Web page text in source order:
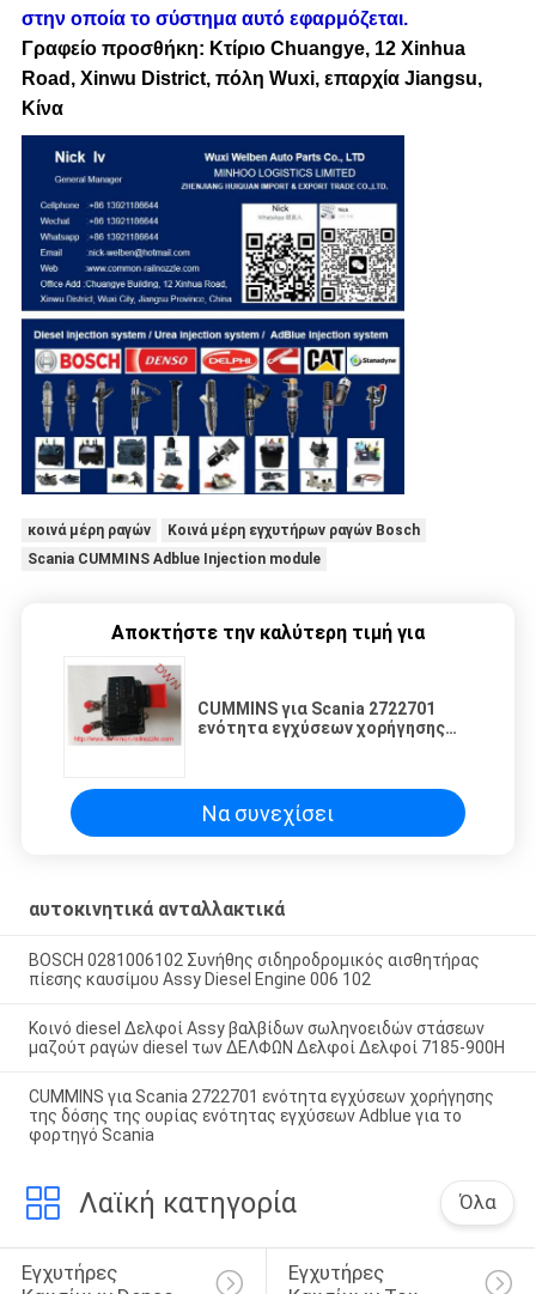
στην οποία το σύστημα αυτό εφαρμόζεται.
Γραφείο προσθήκη: Κτίριο Chuangye, 12 Xinhua
Road, Xinwu District, πόλη Wuxi, επαρχία Jiangsu,
Κίνα
κοινά μέρη ραγών
Κοινά μέρη εγχυτήρων ραγών Bosch
Scania CUMMINS Adblue Injection module
Αποκτήστε την καλύτερη τιμή για
CUMMINS για Scania 2722701
ενότητα εγχύσεων χορήγησης
Scania
Να συνεχίσει
αυτοκινητικά ανταλλακτικά
BOSCH 0281006102 Συνήθης σιδηροδρομικός αισθητήρας
πίεσης καυσίμου Assy Diesel Engine 006 102
Κοινό diesel Δελφοί Assy βαλβίδων σωληνοειδών στάσεων
μαζούτ ραγών diesel των ΔΕΛΦΩΝ Δελφοί Δελφοί 7185-900H
CUMMINS για Scania 2722701 ενότητα εγχύσεων χορήγησης
της δόσης της ουρίας ενότητας εγχύσεων Adblue για το
φορτηγό Scania
Λαϊκή κατηγορία Όλα
Εγχυτήρες
Εγχυτήρες